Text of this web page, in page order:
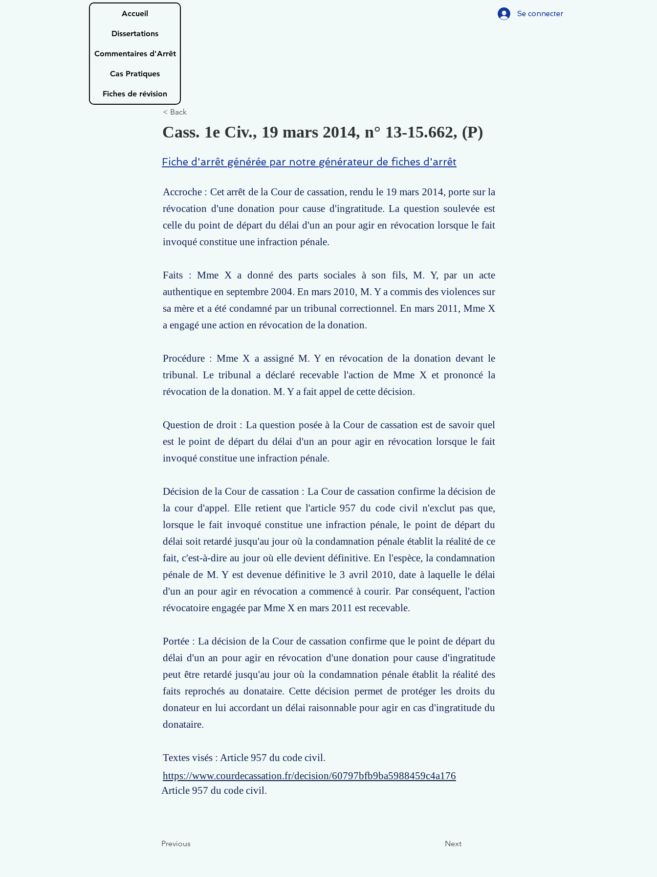
Accueil
Dissertations
Commentaires d'Arrêt
Cas Pratiques
Fiches de révision
Se connecter
< Back
Cass. 1e Civ., 19 mars 2014, n° 13-15.662, (P)
Fiche d'arrêt générée par notre générateur de fiches d'arrêt
Accroche : Cet arrêt de la Cour de cassation, rendu le 19 mars 2014, porte sur la
révocation d'une donation pour cause d'ingratitude. La question soulevée est
celle du point de départ du délai d'un an pour agir en révocation lorsque le fait
invoqué constitue une infraction pénale.
Faits : Mme X a donné des parts sociales à son fils, M. Y, par un acte
authentique en septembre 2004. En mars 2010, M. Y a commis des violences sur
sa mère et a été condamné par un tribunal correctionnel. En mars 2011, Mme X
a engagé une action en révocation de la donation.
Procédure : Mme X a assigné M. Y en révocation de la donation devant le
tribunal. Le tribunal a déclaré recevable l'action de Mme X et prononcé la
révocation de la donation. M. Y a fait appel de cette décision.
Question de droit : La question posée à la Cour de cassation est de savoir quel
est le point de départ du délai d'un an pour agir en révocation lorsque le fait
invoqué constitue une infraction pénale.
Décision de la Cour de cassation : La Cour de cassation confirme la décision de
la cour d'appel. Elle retient que l'article 957 du code civil n'exclut pas que,
lorsque le fait invoqué constitue une infraction pénale, le point de départ du
délai soit retardé jusqu'au jour où la condamnation pénale établit la réalité de ce
fait, c'est-à-dire au jour où elle devient définitive. En l'espèce, la condamnation
pénale de M. Y est devenue définitive le 3 avril 2010, date à laquelle le délai
d'un an pour agir en révocation a commencé à courir. Par conséquent, l'action
révocatoire engagée par Mme X en mars 2011 est recevable.
Portée : La décision de la Cour de cassation confirme que le point de départ du
délai d'un an pour agir en révocation d'une donation pour cause d'ingratitude
peut être retardé jusqu'au jour où la condamnation pénale établit la réalité des
faits reprochés au donataire. Cette décision permet de protéger les droits du
donateur en lui accordant un délai raisonnable pour agir en cas d'ingratitude du
donataire.
Textes visés : Article 957 du code civil.
https://www.courdecassation.fr/decision/60797bfb9ba5988459c4a176
Article 957 du code civil.
Previous Next